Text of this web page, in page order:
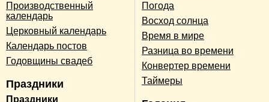
Производственный
календарь
Церковный календарь
Календарь постов
Годовщины свадеб
Праздники
Праздники
Погода
Восход солнца
Время в мире
Разница во времени
Конвертер времени
Таймеры